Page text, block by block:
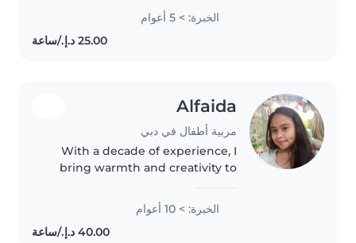
those with autism, ADHD,
physical limitations, visual
impairments, and sleep
الخبرة: > 5 أعوام
Alfaida
مربية أطفال في دبي
With a decade of experience, I
bring warmth and creativity to
in Arabic and English, I create
fun learning moments through
reading, crafts, music, and..
الخبرة: > 10 أعوام